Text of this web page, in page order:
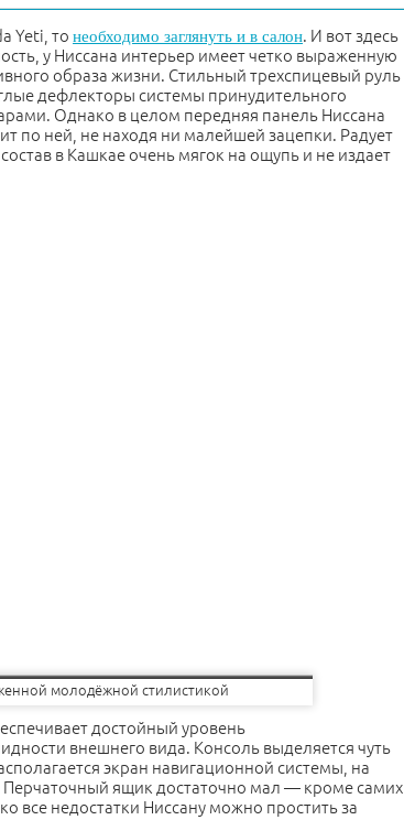
Yeti, то необходимо заглянуть и в салон. И вот здесь
у Ниссана интерьер имеет четко выраженную
образа жизни. Стильный трехспицевый руль
дефлекторы системы принудительного
Однако в целом передняя панель Ниссана
по ней, не находя ни малейшей зацепки. Радует
в Кашкае очень мягок на ощупь и не издает
молодёжной стилистикой
достойный уровень
внешнего вида. Консоль выделяется чуть
экран навигационной системы, на
Перчаточный ящик достаточно мал — кроме самих
все недостатки Ниссану можно простить за